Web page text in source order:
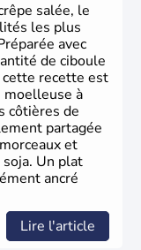
salée, le
les plus
avec
de ciboule
recette est
à
côtières de
partagée
et
soja. Un plat
ancré
Lire l'article